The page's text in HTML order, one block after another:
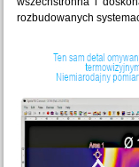
rozbudowanych